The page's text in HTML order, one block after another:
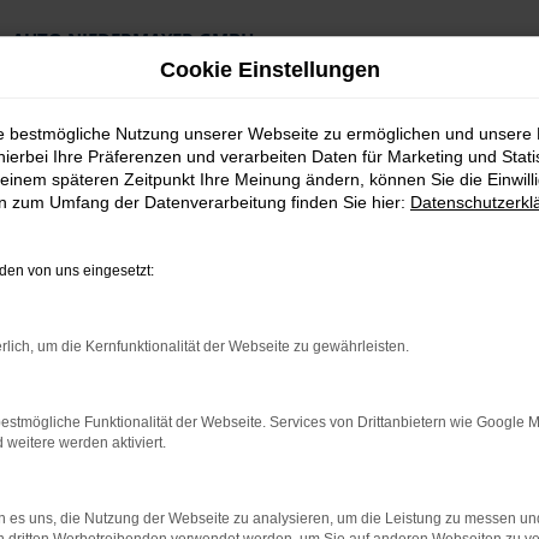
AUTO NIEDERMAYER GMBH
Preiswerte Angebote
Top Angebote
Ibiza für Augsburg
Seat Ibiza ein erstklassiges Fahrzeug ist. Für Ihre Mobilität in
aus. Nicht nur im Stadtverkehr in Augsburg ist der Seat
Cookie Einstellungen
bestmögliche Nutzung unserer Webseite zu ermöglichen und unsere
Ihre Präferenzen und verarbeiten Daten für Marketing und
späteren Zeitpunkt Ihre Meinung ändern, können Sie die
zum Umfang der Datenverarbeitung finden Sie hier:
von uns eingesetzt:
um die Kernfunktionalität der Webseite zu gewährleisten.
Funktionalität der Webseite. Services von Drittanbietern wie Google
weitere werden aktiviert.
es uns, die Nutzung der Webseite zu analysieren, um die Leistung zu messen